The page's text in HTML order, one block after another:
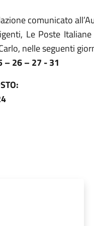
comunicato
Le Poste
nelle seguenti
– 26 – 27 - 31